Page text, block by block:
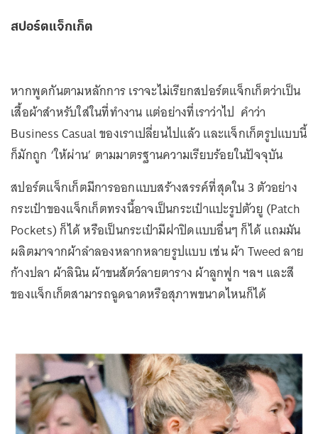
สปอร์ตแจ็กเก็ต
หากพูดกันตามหลักการ เราจะไม่เรียกสปอร์ตแจ็กเก็ตว่าเป็น
เสื้อผ้าสำหรับใส่ในที่ทำงาน แต่อย่างที่เราว่าไป คำว่า
Business Casual ของเราเปลี่ยนไปแล้ว และแจ็กเก็ตรูปแบบนี้
ก็มักถูก ‘ให้ผ่าน’ ตามมาตรฐานความเรียบร้อยในปัจจุบัน
สปอร์ตแจ็กเก็ตมีการออกแบบสร้างสรรค์ที่สุดใน 3 ตัวอย่าง
กระเป๋าของแจ็กเก็ตทรงนี้อาจเป็นกระเป๋าแปะรูปตัวยู (Patch
Pockets) ก็ได้ หรือเป็นกระเป๋ามีฝาปิดแบบอื่นๆ ก็ได้ แถมมัน
ผลิตมาจากผ้าลำลองหลากหลายรูปแบบ เช่น ผ้า Tweed ลาย
ก้างปลา ผ้าลินิน ผ้าขนสัตว์ลายตาราง ผ้าลูกฟูก ฯลฯ และสี
ของแจ็กเก็ตสามารถฉูดฉาดหรือสุภาพขนาดไหนก็ได้